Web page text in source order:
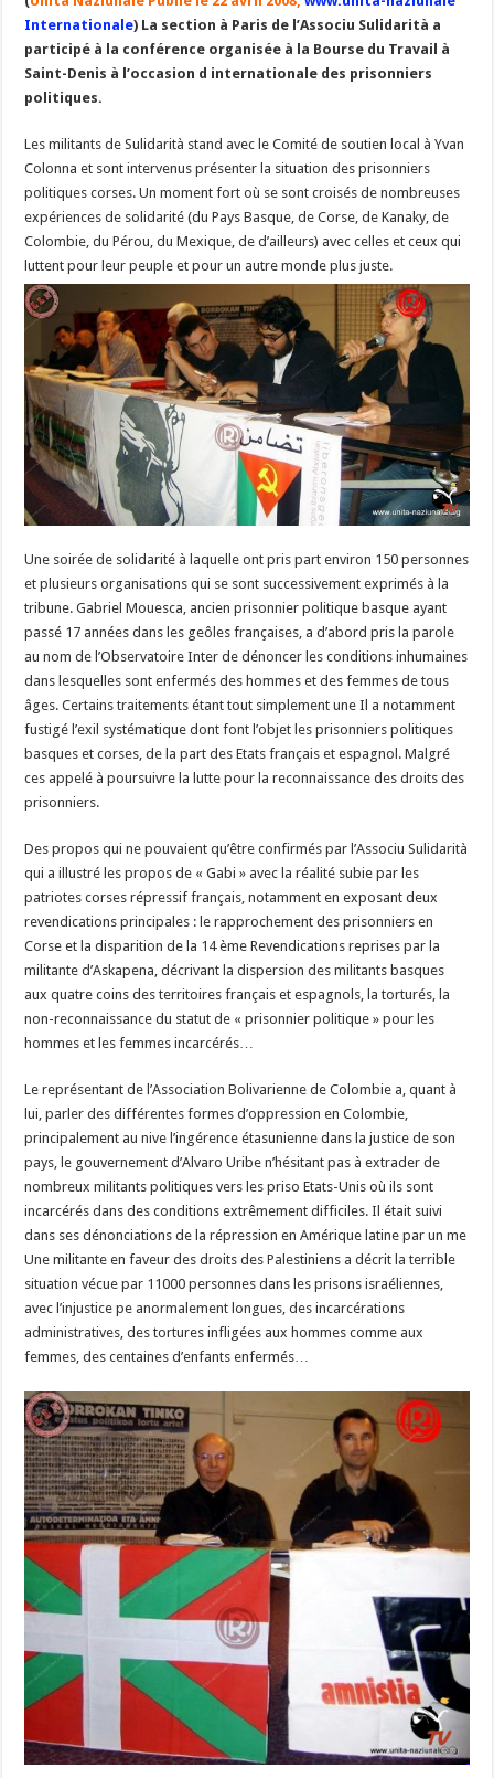
Internationale) La section à Paris de l’Associu Sulidarità a
participé à la conférence organisée à la Bourse du Travail à
Saint-Denis à l’occasion d internationale des prisonniers
politiques.
Les militants de Sulidarità stand avec le Comité de soutien local à Yvan
Colonna et sont intervenus présenter la situation des prisonniers
politiques corses. Un moment fort où se sont croisés de nombreuses
expériences de solidarité (du Pays Basque, de Corse, de Kanaky, de
Colombie, du Pérou, du Mexique, de d’ailleurs) avec celles et ceux qui
luttent pour leur peuple et pour un autre monde plus juste.
Une soirée de solidarité à laquelle ont pris part environ 150 personnes
et plusieurs organisations qui se sont successivement exprimés à la
tribune. Gabriel Mouesca, ancien prisonnier politique basque ayant
passé 17 années dans les geôles françaises, a d’abord pris la parole
au nom de l’Observatoire Inter de dénoncer les conditions inhumaines
dans lesquelles sont enfermés des hommes et des femmes de tous
âges. Certains traitements étant tout simplement une Il a notamment
fustigé l’exil systématique dont font l’objet les prisonniers politiques
basques et corses, de la part des Etats français et espagnol. Malgré
ces appelé à poursuivre la lutte pour la reconnaissance des droits des
prisonniers.
Des propos qui ne pouvaient qu’être confirmés par l’Associu Sulidarità
qui a illustré les propos de « Gabi » avec la réalité subie par les
patriotes corses répressif français, notamment en exposant deux
revendications principales : le rapprochement des prisonniers en
Corse et la disparition de la 14 ème Revendications reprises par la
militante d’Askapena, décrivant la dispersion des militants basques
aux quatre coins des territoires français et espagnols, la torturés, la
non-reconnaissance du statut de « prisonnier politique » pour les
hommes et les femmes incarcérés…
Le représentant de l’Association Bolivarienne de Colombie a, quant à
lui, parler des différentes formes d’oppression en Colombie,
principalement au nive l’ingérence étasunienne dans la justice de son
pays, le gouvernement d’Alvaro Uribe n’hésitant pas à extrader de
nombreux militants politiques vers les priso Etats-Unis où ils sont
incarcérés dans des conditions extrêmement difficiles. Il était suivi
dans ses dénonciations de la répression en Amérique latine par un me
Une militante en faveur des droits des Palestiniens a décrit la terrible
situation vécue par 11000 personnes dans les prisons israéliennes,
avec l’injustice pe anormalement longues, des incarcérations
administratives, des tortures infligées aux hommes comme aux
femmes, des centaines d’enfants enfermés…